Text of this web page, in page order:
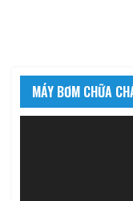
MÁY BƠM CHỮA